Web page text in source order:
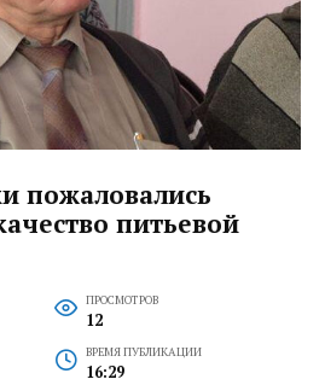
пожаловались
питьевой
ПРОСМОТРОВ
12
ВРЕМЯ ПУБЛИКАЦИИ
16:29